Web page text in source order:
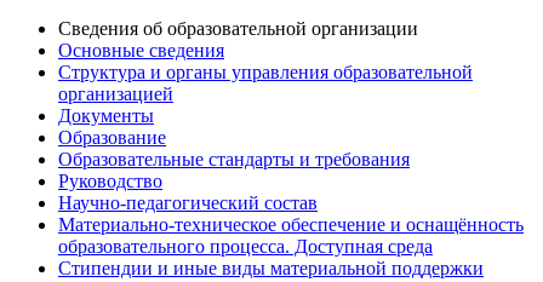
Сведения об образовательной организации
Основные сведения
Структура и органы управления образовательной
организацией
Документы
Образование
Образовательные стандарты и требования
Руководство
Научно-педагогический состав
Материально-техническое обеспечение и оснащённость
образовательного процесса. Доступная среда
Стипендии и иные виды материальной поддержки